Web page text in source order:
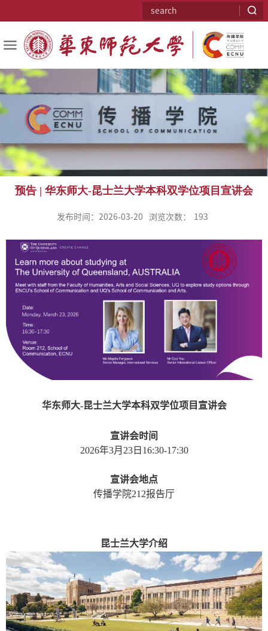
预告 | 华东师大-昆士兰大学本科双学位项目宣讲会
发布时间：2026-03-20 浏览次数： 193
华东师大-昆士兰大学本科双学位项目宣讲会
宣讲会时间
2026年3月 23日 16:30-17:30
宣讲会地点
传播学院212报告厅
昆士兰大学介绍